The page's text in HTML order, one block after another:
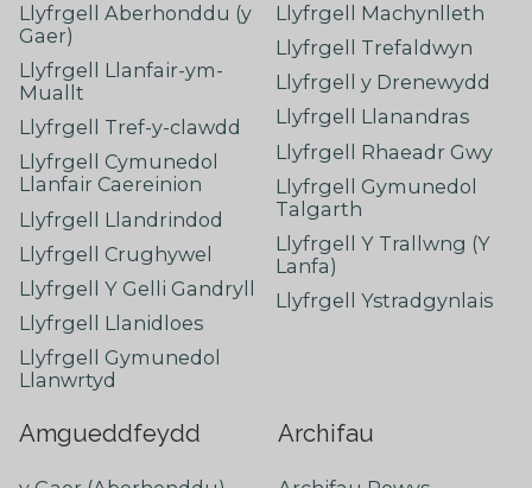
Llyfrgell Aberhonddu (y
Gaer)
Llyfrgell Llanfair-ym-
Muallt
Llyfrgell Tref-y-clawdd
Llyfrgell Cymunedol
Llanfair Caereinion
Llyfrgell Llandrindod
Llyfrgell Crughywel
Llyfrgell Y Gelli Gandryll
Llyfrgell Llanidloes
Llyfrgell Gymunedol
Llanwrtyd
Llyfrgell Machynlleth
Llyfrgell Trefaldwyn
Llyfrgell y Drenewydd
Llyfrgell Llanandras
Llyfrgell Rhaeadr Gwy
Llyfrgell Gymunedol
Talgarth
Llyfrgell Y Trallwng (Y
Lanfa)
Llyfrgell Ystradgynlais
Amgueddfeydd Archifau